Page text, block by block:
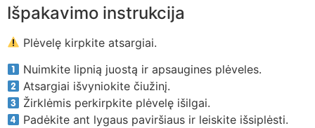
Išpakavimo instrukcija
Plėvelę kirpkite atsargiai.
Nuimkite lipnią juostą ir apsaugines plėveles.
Atsargiai išvyniokite čiužinį.
Žirklėmis perkirpkite plėvelę išilgai.
Padėkite ant lygaus paviršiaus ir leiskite išsiplėsti.